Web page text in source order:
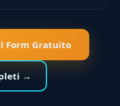
Form Gratuito
→